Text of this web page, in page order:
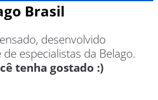
Brasil
desenvolvido
especialistas da Belago.
tenha gostado :)